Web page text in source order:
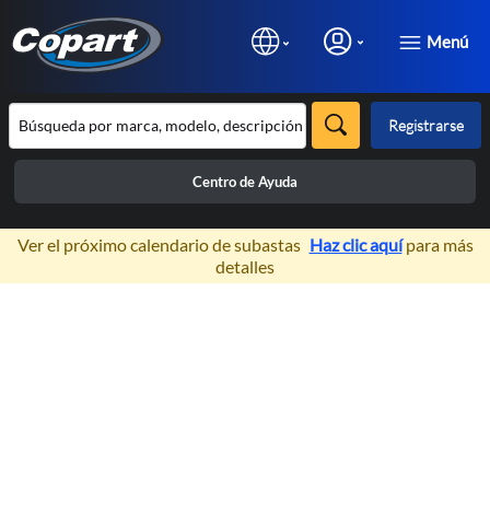
Menú
Registrarse
Centro de Ayuda
×
Ver el próximo calendario de subastas Haz clic aquípara más
detalles